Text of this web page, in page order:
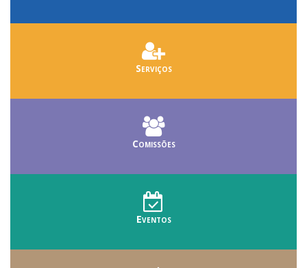
Serviços
Comissões
Eventos